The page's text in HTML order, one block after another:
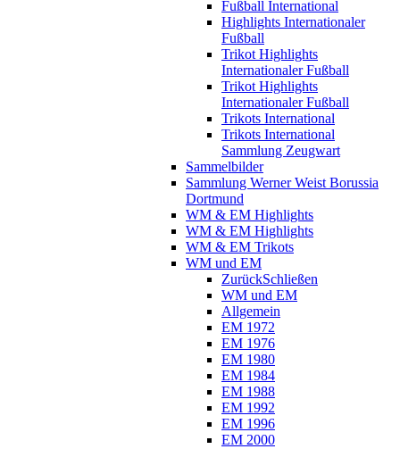
Fußball International
Highlights Internationaler
Fußball
Trikot Highlights
Internationaler Fußball
Trikot Highlights
Internationaler Fußball
Trikots International
Trikots International
Sammlung Zeugwart
Sammelbilder
Sammlung Werner Weist Borussia
Dortmund
WM & EM Highlights
WM & EM Highlights
WM & EM Trikots
WM und EM
ZurückSchließen
WM und EM
Allgemein
EM 1972
EM 1976
EM 1980
EM 1984
EM 1988
EM 1992
EM 1996
EM 2000